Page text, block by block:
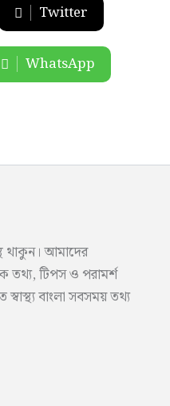
Twitter
WhatsApp
থাকুন। আমাদের
তথ্য, টিপস ও পরামর্শ
বাংলা সবসময় তথ্য